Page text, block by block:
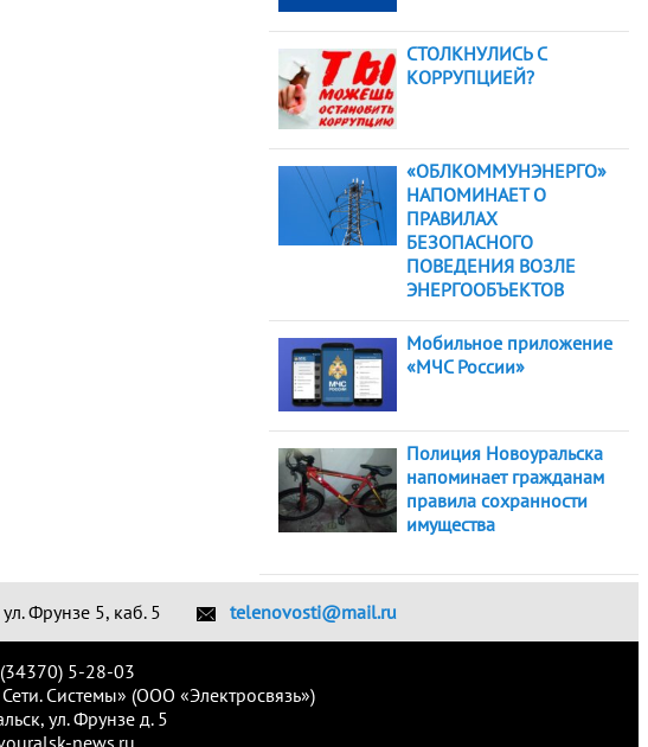
СТОЛКНУЛИСЬ С
КОРРУПЦИЕЙ?
«ОБЛКОММУНЭНЕРГО»
НАПОМИНАЕТ О
ПРАВИЛАХ
БЕЗОПАСНОГО
ПОВЕДЕНИЯ ВОЗЛЕ
ЭНЕРГООБЪЕКТОВ
Мобильное приложение
«МЧС России»
Полиция Новоуральска
напоминает гражданам
правила сохранности
имущества
Фрунзе 5, каб. 5 telenovosti@mail.ru
5-28-03
Системы» (ООО «Электросвязь»)
ул. Фрунзе д. 5